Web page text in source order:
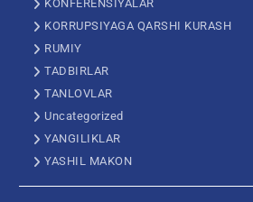
KONFERENSIYALAR
KORRUPSIYAGA QARSHI KURASH
RUMIY
TADBIRLAR
TANLOVLAR
Uncategorized
YANGILIKLAR
YASHIL MAKON